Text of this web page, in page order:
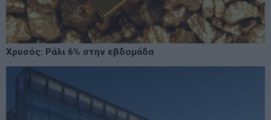
Χρυσός: Ράλι 6% στην εβδομάδα